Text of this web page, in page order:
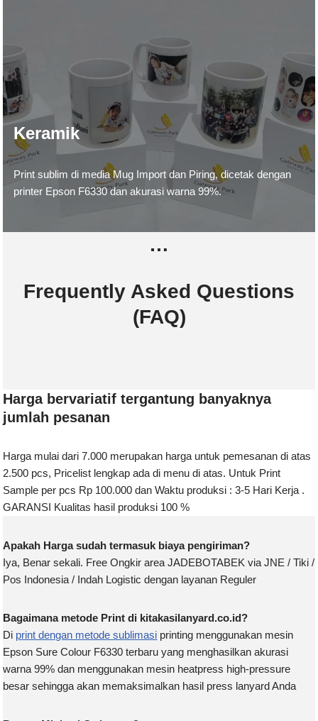
Keramik
Print sublim di media Mug Import dan Piring, dicetak dengan
printer Epson F6330 dan akurasi warna 99%.
…
Frequently Asked Questions
(FAQ)
Harga bervariatif tergantung banyaknya
jumlah pesanan
Harga mulai dari 7.000 merupakan harga untuk pemesanan di atas
2.500 pcs, Pricelist lengkap ada di menu di atas. Untuk Print
Sample per pcs Rp 100.000 dan Waktu produksi : 3-5 Hari Kerja .
GARANSI Kualitas hasil produksi 100 %
Apakah Harga sudah termasuk biaya pengiriman?
Iya, Benar sekali. Free Ongkir area JADEBOTABEK via JNE / Tiki /
Pos Indonesia / Indah Logistic dengan layanan Reguler
Bagaimana metode Print di kitakasilanyard.co.id?
Di print dengan metode sublimasi printing menggunakan mesin
Epson Sure Colour F6330 terbaru yang menghasilkan akurasi
warna 99% dan menggunakan mesin heatpress high-pressure
besar sehingga akan memaksimalkan hasil press lanyard Anda